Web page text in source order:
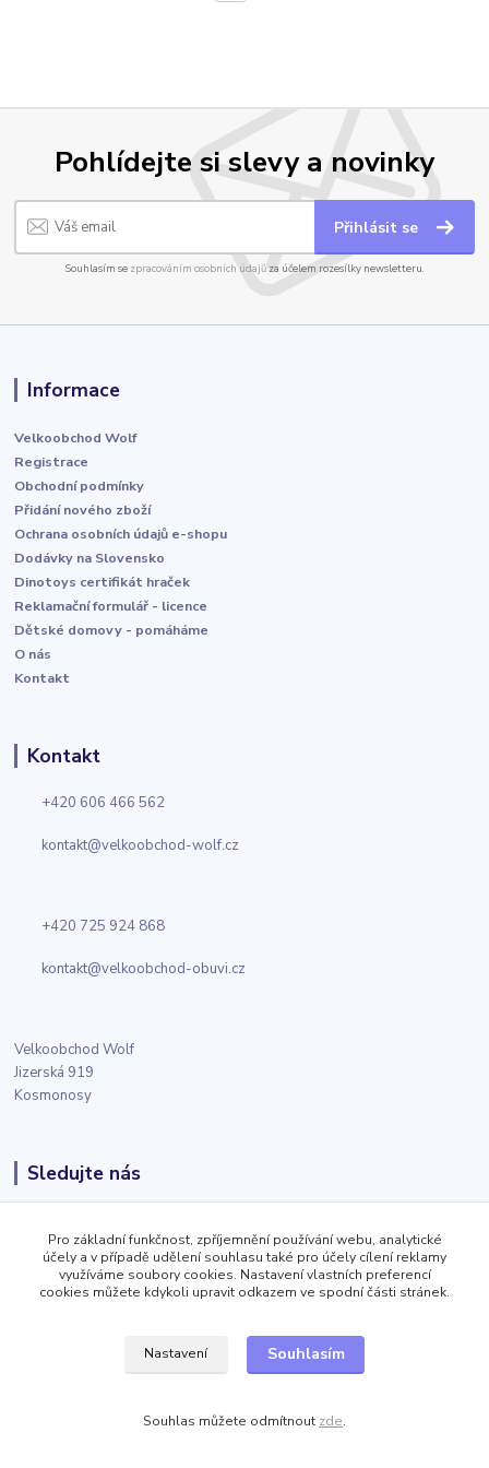
Pohlídejte si slevy a novinky
Přihlásit se
Souhlasím se zpracováním osobních údajůza účelem rozesílky newsletteru.
Informace
Velkoobchod Wolf
Registrace
Obchodní podmínky
Přidání nového zboží
Ochrana osobních údajů e-shopu
Dodávky na Slovensko
Dinotoys certifikát hraček
Reklamační formulář - licence
Dětské domovy - pomáháme
O nás
Kontakt
Kontakt
+420 606 466 562
kontakt@velkoobchod-wolf.cz
+420 725 924 868
kontakt@velkoobchod-obuvi.cz
Velkoobchod Wolf
Jizerská 919
Kosmonosy
Sledujte nás
Facebook
Twitter
Instagram
Pro základní funkčnost, zpříjemnění používání webu, analytické
účely a v případě udělení souhlasu také pro účely cílení reklamy
využíváme soubory cookies. Nastavení vlastních preferencí
cookies můžete kdykoli upravit odkazem ve spodní části stránek.
Nastavení Souhlasím
Souhlas můžete odmítnout zde.